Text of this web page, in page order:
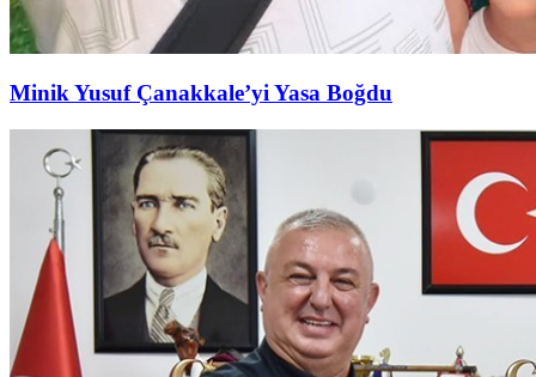
Minik Yusuf Çanakkale’yi Yasa Boğdu